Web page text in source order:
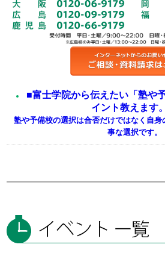
■富士学院から伝えたい「塾や
イント教えます
塾や予備校の選択は合否だけではなく自
事な選択です。